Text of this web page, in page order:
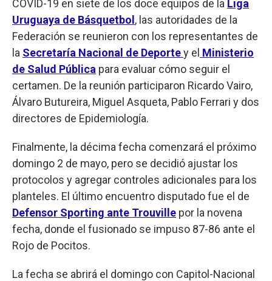
COVID-19 en siete de los doce equipos de la Liga
Uruguaya de Básquetbol , las autoridades de la
Federación se reunieron con los representantes de
la Secretaría Nacional de Deportey el Ministerio
de Salud Pública para evaluar cómo seguir el
certamen. De la reunión participaron Ricardo Vairo,
Álvaro Butureira, Miguel Asqueta, Pablo Ferrari y dos
directores de Epidemiología.
Finalmente, la décima fecha comenzará el próximo
domingo 2 de mayo, pero se decidió ajustar los
protocolos y agregar controles adicionales para los
planteles. El último encuentro disputado fue el de
Defensor Sporting ante Trouville por la novena
fecha, donde el fusionado se impuso 87-86 ante el
Rojo de Pocitos.
La fecha se abrirá el domingo con Capitol-Nacional